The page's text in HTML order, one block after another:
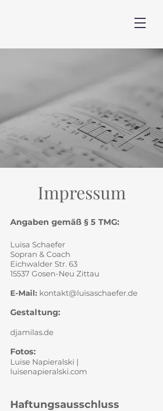
Impressum
Angaben gemäß § 5 TMG:
Luisa Schaefer
Sopran & Coach
Eichwalder Str. 63
15537 Gosen-Neu Zittau
E-Mail: kontakt@luisaschaefer.de
Gestaltung:
djamilas.de
Fotos:
Luise Napieralski |
luisenapieralski.com
Haftungsausschluss